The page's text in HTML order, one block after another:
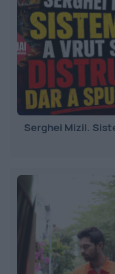
Serghei Mizil.